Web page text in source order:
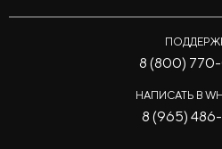
8 (800)
НАПИСАТЬ В
8 (965)